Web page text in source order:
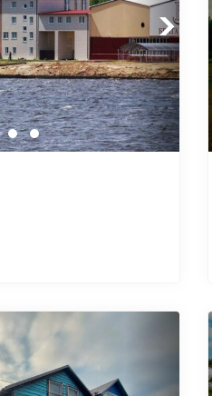
Next